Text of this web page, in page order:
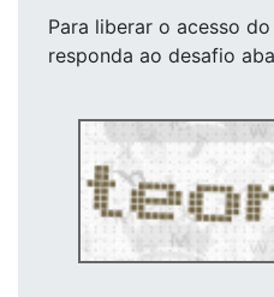
Para liberar o acesso do
responda ao desafio